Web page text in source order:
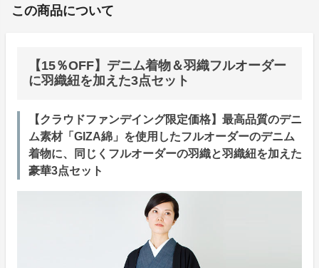
この商品について
【15％OFF】デニム着物＆羽織フルオーダー
に羽織紐を加えた3点セット
【クラウドファンデイング限定価格】最高品質のデニ
ム素材「GIZA綿」を使用したフルオーダーのデニム
着物に、同じくフルオーダーの羽織と羽織紐を加えた
豪華3点セット